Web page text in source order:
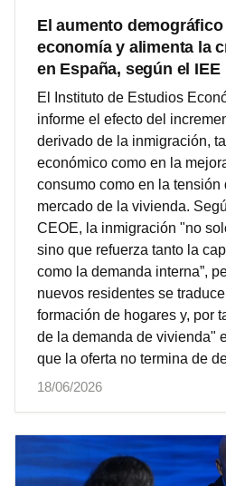
El aumento
economía y alimenta la
en España, según el IEE
El Instituto de Estudios
informe el efecto del
derivado de la inmigración,
económico como en la
consumo como en la tensión
mercado de la vivienda.
CEOE, la inmigración "no
sino que refuerza tanto la
como la demanda interna”,
nuevos residentes se
formación de hogares y, por
de la demanda de vivienda"
que la oferta no termina de
18/06/2026